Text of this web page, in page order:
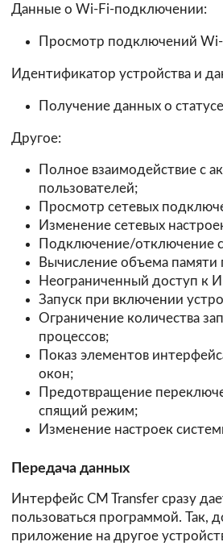
Данные о Wi-Fi-подключении:
Просмотр подключений
Идентификатор устройства и
Получение данных о
Другое:
Полное взаимодействие с
пользователей;
Просмотр сетевых
Изменение сетевых
Подключение/отключение
Вычисление объема
Неограниченный доступ к
Запуск при включении
Ограничение количества
процессов;
Показ элементов
окон;
Предотвращение
спящий режим;
Изменение настроек
Передача данных
Интерфейс CM Transfer сразу
пользоваться программой. Так,
приложение на другое